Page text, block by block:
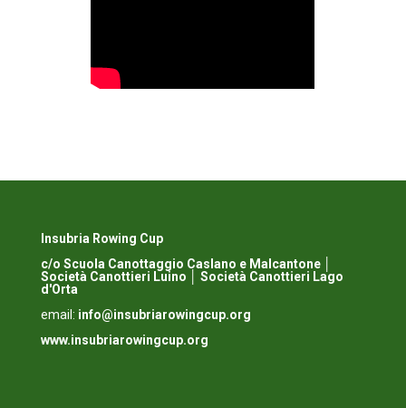
Insubria Rowing Cup
c/o Scuola Canottaggio Caslano e Malcantone │
Società Canottieri Luino
Società Canottieri Lago
d'Orta
email: info@insubriarowingcup.org
www.insubriarowingcup.org